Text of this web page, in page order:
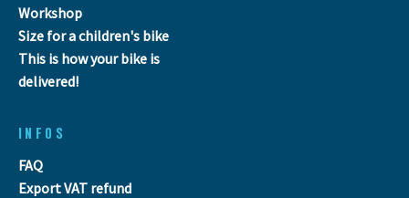
Workshop
Size for a children's bike
This is how your bike is
delivered!
INFOS
FAQ
Export VAT refund